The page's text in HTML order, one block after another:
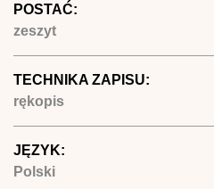
POSTAĆ:
zeszyt
TECHNIKA ZAPISU:
rękopis
JĘZYK:
Polski